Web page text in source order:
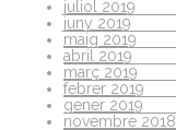
juliol 2019
juny 2019
maig 2019
abril 2019
març 2019
febrer 2019
gener 2019
novembre 2018